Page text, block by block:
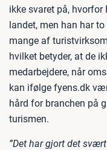
ikke svaret på,
landet, men han har
mange af
hvilket betyder, at de
medarbejdere, når
kan ifølge fyens.dk
hård for branchen på
turismen.
”Det har gjort det